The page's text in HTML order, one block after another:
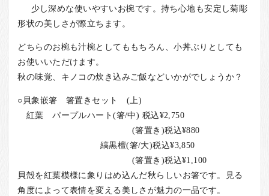
少し深めな使いやすいお椀です。持ち心地も安定し菊彫
形状の美しさが際立ちます。
どちらのお椀も汁椀としてももちろん、小丼ぶりとしても
お使いいただけます。
秋の味覚、キノコの炊き込みご飯などいかがでしょうか？
○貝象嵌箸 箸置きセット (上)
紅葉 パープルハート(箸/中) 税込¥2,750
(箸置き)税込¥880
縞黒檀(箸/大)税込¥3,850
(箸置き)税込¥1,100
貝殻を紅葉模様に象りはめ込んだ秋らしいお箸です。見る
角度によって表情を変える美しさが魅力の一品です。